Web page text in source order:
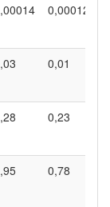
0,00012
0,01
0,23
0,78